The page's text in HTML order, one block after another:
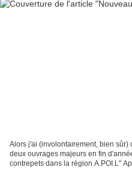
Alors j'ai (involontairement, bien
deux ouvrages majeurs en fin
contrepets dans la région A.POI.L"